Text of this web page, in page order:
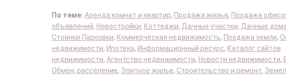
По теме: Аренда комнат и квартир, Продажа жилья, Продажа
объявлений, Новостройки, Коттеджи, Дачные участки, Дачные
Стоянки Парковки, Коммерческая недвижимость, Продажа земли,
недвижимости, Ипотека, Информационный ресурс, Каталог сайтов
недвижимости, Агентство недвижимости, Новости недвижимости,
Обмен, расселение, Элитное жилье, Строительство и ремонт,